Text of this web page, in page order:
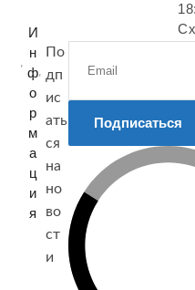
И
н
ф
о
р
м
а
ц
и
я
По
дп
ис
ать
ся
на
но
во
ст
и
Подписаться